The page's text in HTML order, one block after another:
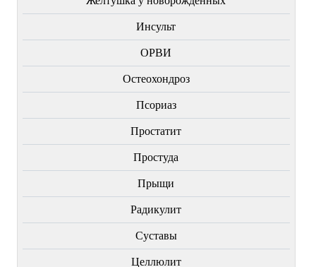
Инсульт
ОРВИ
Остеохондроз
Пcориаз
Простатит
Простуда
Прыщи
Радикулит
Суставы
Целлюлит